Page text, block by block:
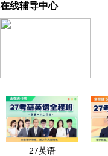
在线辅导中心
27英语